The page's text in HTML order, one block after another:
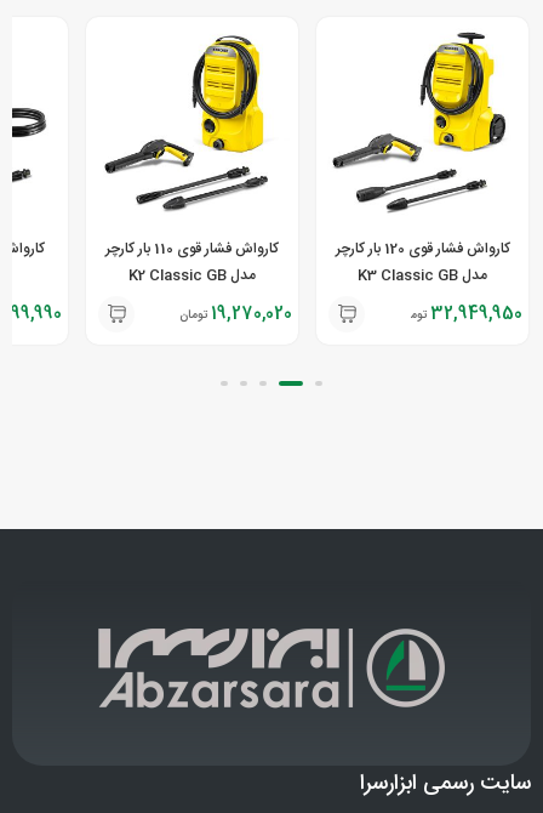
کارواش فشار قوی 120 بار کارچر
مدل K3 Classic GB
32,949,950 تومان
کارواش فشار قوی 110 بار کارچر
مدل K2 Classic GB
19,270,020 تومان
سایت رسمی ابزارسرا